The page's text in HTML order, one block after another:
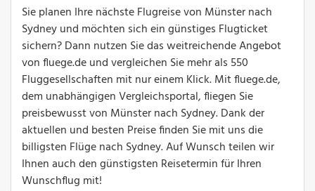
Sie planen Ihre nächste Flugreise von Münster nach
Sydney und möchten sich ein günstiges Flugticket
sichern? Dann nutzen Sie das weitreichende Angebot
von fluege.de und vergleichen Sie mehr als 550
Fluggesellschaften mit nur einem Klick. Mit fluege.de,
dem unabhängigen Vergleichsportal, fliegen Sie
preisbewusst von Münster nach Sydney. Dank der
aktuellen und besten Preise finden Sie mit uns die
billigsten Flüge nach Sydney. Auf Wunsch teilen wir
Ihnen auch den günstigsten Reisetermin für Ihren
Wunschflug mit!